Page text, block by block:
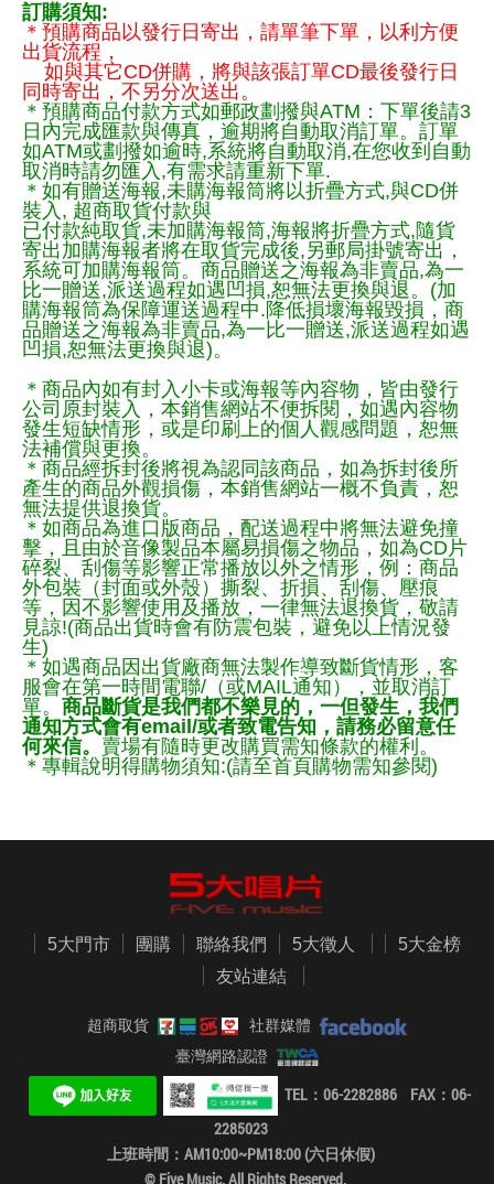
訂購須知:
＊預購商品以發行日寄出，請單筆下單，以利方便
出貨流程，
如與其它CD併購，將與該張訂單CD最後發行日
同時寄出，不另分次送出。
＊預購商品付款方式如郵政劃撥與ATM：下單後請3
日內完成匯款與傳真，逾期將自動取消訂單。訂單
如ATM或劃撥如逾時,系統將自動取消,在您收到自動
取消時請勿匯入,有需求請重新下單.
＊如有贈送海報,未購海報筒將以折疊方式,與CD併
裝入, 超商取貨付款與
已付款純取貨,未加購海報筒,海報將折疊方式,隨貨
寄出加購海報者將在取貨完成後,另郵局掛號寄出，
系統可加購海報筒。商品贈送之海報為非賣品,為一
比一贈送,派送過程如遇凹損,恕無法更換與退。(加
購海報筒為保障運送過程中.降低損壞海報毀損，商
品贈送之海報為非賣品,為一比一贈送,派送過程如遇
凹損,恕無法更換與退)。
＊商品內如有封入小卡或海報等內容物，皆由發行
公司原封裝入，本銷售網站不便拆閱，如遇內容物
發生短缺情形，或是印刷上的個人觀感問題，恕無
法補償與更換。
＊商品經拆封後將視為認同該商品，如為拆封後所
產生的商品外觀損傷，本銷售網站一概不負責，恕
無法提供退換貨。
＊如商品為進口版商品，配送過程中將無法避免撞
擊，且由於音像製品本屬易損傷之物品，如為CD片
碎裂、刮傷等影響正常播放以外之情形，例：商品
外包裝（封面或外殼）撕裂、折損、刮傷、壓痕
等，因不影響使用及播放，一律無法退換貨，敬請
見諒!(商品出貨時會有防震包裝，避免以上情況發
生)
＊如遇商品因出貨廠商無法製作導致斷貨情形，客
服會在第一時間電聯/（或MAIL通知），並取消訂
單。 商品斷貨是我們都不樂見的，一但發生，我們
通知方式會有email/或者致電告知，請務必留意任
何來信。 賣場有隨時更改購買需知條款的權利。
＊專輯說明得購物須知:(請至首頁購物需知參閱)
5大門市 團購 聯絡我們 5大徵人
5大金榜
友站連結
超商取貨
社群媒體
臺灣網路認證
TEL：06-2282886 FAX：06-
2285023
上班時間：AM10:00~PM18:00 (六日休假)
© Five Music. All Rights Reserved.